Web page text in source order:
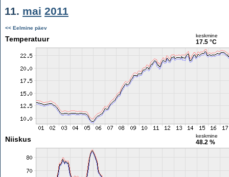
11. mai 2011
<< Eelmine päev
Temperatuur keskmine
17.5 °C
Niiskus keskmine
48.2 %